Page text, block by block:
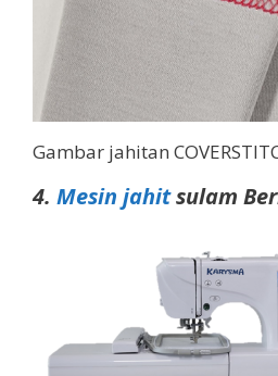
Gambar jahitan
4. Mesin jahitsulam